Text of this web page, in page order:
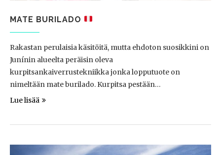
MATE BURILADO
Rakastan perulaisia käsitöitä, mutta ehdoton suosikkini on
Junínin alueelta peräisin oleva
kurpitsankaiverrustekniikka jonka lopputuote on
nimeltään mate burilado. Kurpitsa pestään…
Lue lisää